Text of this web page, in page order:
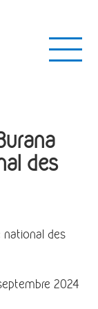
des
national des
2024